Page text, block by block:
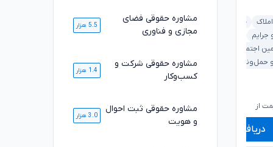
خانواده
جرایم
دیوان عدالت اداری
اجتماعی
حمل‌ونقل
از ۵۸۹,۰۰۰ تومان
دریافت مشاوره
ملکی و املاک
بانکی و مطالبات
قرارداد و تعهدات
شروع قیمت از
مشاوره حقوقی فضای
مجازی و فناوری
5.5 هزار
مشاوره حقوقی شرکت و
کسب‌وکار
1.4 هزار
مشاوره حقوقی ثبت احوال
و هویت
3.0 هزار